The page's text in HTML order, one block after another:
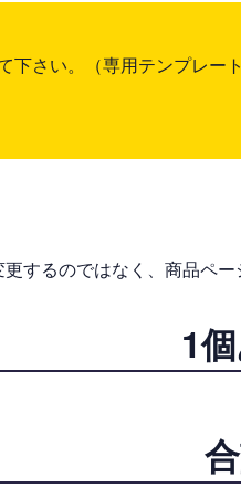
下さい。（専用テンプレー
するのではなく、商品ペ
1